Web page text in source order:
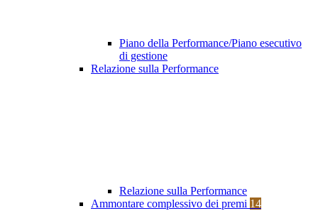
Piano della Performance/Piano esecutivo
di gestione
Relazione sulla Performance
Relazione sulla Performance
Ammontare complessivo dei premi 14